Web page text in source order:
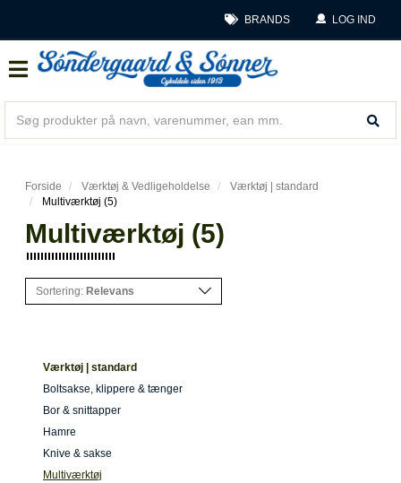
BRANDS LOG IND
Forside Værktøj & Vedligeholdelse
Værktøj | standard
Multiværktøj (5)
Multiværktøj (5)
Sortering: Relevans
Værktøj | standard
Boltsakse, klippere & tænger
Bor & snittapper
Hamre
Knive & sakse
Multiværktøj